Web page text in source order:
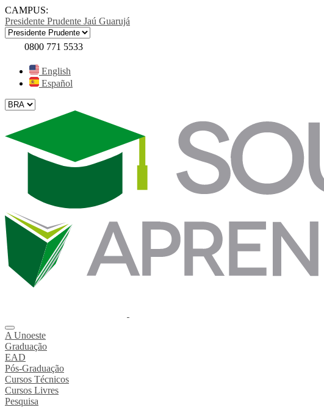
CAMPUS:
Presidente Prudente Jaú Guarujá
0800 771 5533
English
Español
A Unoeste
Graduação
EAD
Pós-Graduação
Cursos Técnicos
Cursos Livres
Pesquisa